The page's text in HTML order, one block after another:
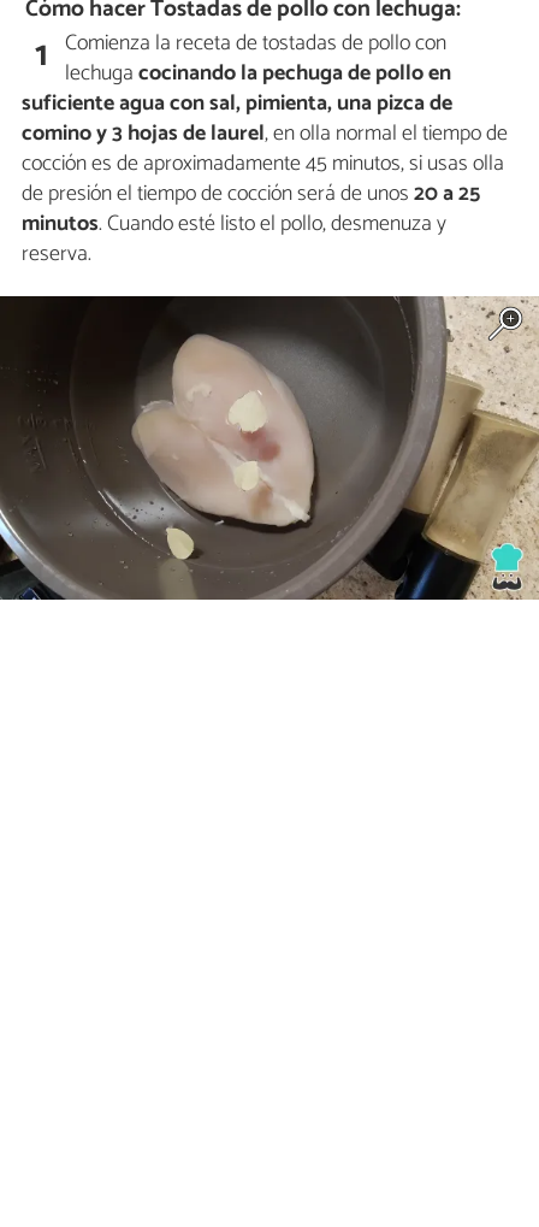
Cómo hacer Tostadas de pollo con lechuga:
1 Comienza la receta de tostadas de pollo con
lechugacocinando la pechuga de pollo en
suficiente agua con sal, pimienta, una pizca de
comino y 3 hojas de laurel, en olla normal el tiempo de
cocción es de aproximadamente 45 minutos, si usas olla
de presión el tiempo de cocción será de unos20 a 25
minutos. Cuando esté listo el pollo, desmenuza y
reserva.